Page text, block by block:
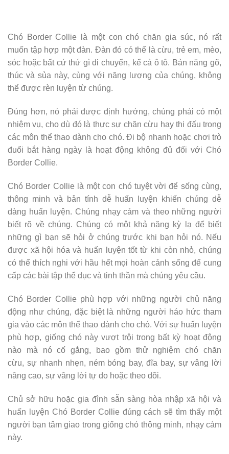
Chó Border Collie là một con chó chăn gia súc, nó rất
muốn tập hợp một đàn. Đàn đó có thể là cừu, trẻ em, mèo,
sóc hoặc bất cứ thứ gì di chuyển, kể cả ô tô. Bản năng gõ,
thúc và sủa này, cùng với năng lượng của chúng, không
thể được rèn luyện từ chúng.
Đúng hơn, nó phải được định hướng, chúng phải có một
nhiệm vụ, cho dù đó là thực sự chăn cừu hay thi đấu trong
các môn thể thao dành cho chó. Đi bộ nhanh hoặc chơi trò
đuổi bắt hàng ngày là hoạt động không đủ đối với Chó
Border Collie.
Chó Border Collie là một con chó tuyệt vời để sống cùng,
thông minh và bản tính dễ huấn luyện khiến chúng dễ
dàng huấn luyện. Chúng nhạy cảm và theo những người
biết rõ về chúng. Chúng có một khả năng kỳ lạ để biết
những gì bạn sẽ hỏi ở chúng trước khi bạn hỏi nó. Nếu
được xã hội hóa và huấn luyện tốt từ khi còn nhỏ, chúng
có thể thích nghi với hầu hết mọi hoàn cảnh sống để cung
cấp các bài tập thể dục và tinh thần mà chúng yêu cầu.
Chó Border Collie phù hợp với những người chủ năng
động như chúng, đặc biệt là những người háo hức tham
gia vào các môn thể thao dành cho chó. Với sự huấn luyện
phù hợp, giống chó này vượt trội trong bất kỳ hoạt động
nào mà nó cố gắng, bao gồm thử nghiệm chó chăn
cừu, sự nhanh nhẹn, ném bóng bay, đĩa bay, sự vâng lời
nâng cao, sự vâng lời tự do hoặc theo dõi.
Chủ sở hữu hoặc gia đình sẵn sàng hòa nhập xã hội và
huấn luyện Chó Border Collie đúng cách sẽ tìm thấy một
người bạn tâm giao trong giống chó thông minh, nhạy cảm
này.